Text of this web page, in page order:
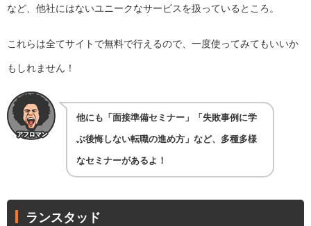
など、他社にはないユニークなサービスを扱っているところ。
これらは全てサイトで無料で行えるので、一度使ってみてもいいか
もしれません！
他にも「面接準備セミナー」「失敗事例に学
ぶ後悔しない転職の進め方」など、多種多様
なセミナーがあるよ！
ランスタッド